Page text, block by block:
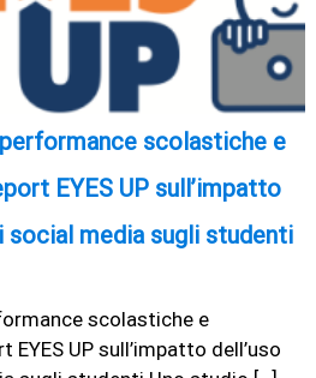
scolastiche e
EYES UP sull’impatto
social media sugli studenti
scolastiche e
EYES UP sull’impatto dell’uso